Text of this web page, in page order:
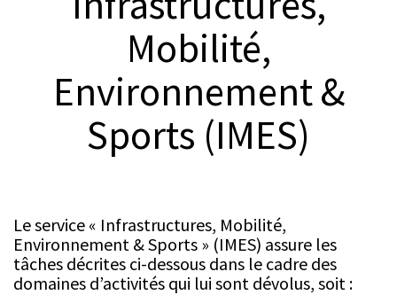
Mobilité,
Environnement &
Sports (IMES)
Le service « Infrastructures, Mobilité,
Environnement & Sports » (IMES) assure les
tâches décrites ci-dessous dans le cadre des
domaines d’activités qui lui sont dévolus, soit :